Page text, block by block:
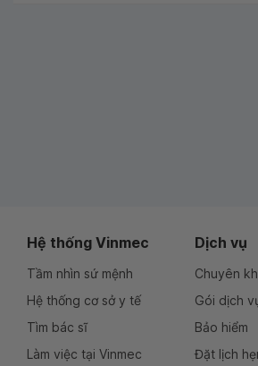
Hệ thống Vinmec
Tầm nhìn sứ mệnh
Hệ thống cơ sở y tế
Tìm bác sĩ
Làm việc tại Vinmec
Dịch vụ
Chuyên
Gói dịch
Bảo hiểm
Đặt lịch